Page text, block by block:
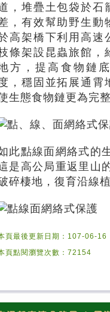
，堆疊土包袋於石
，有效幫助野生動
高架橋下利用高速
條架設昆蟲旅館，
方，提高食物鏈
，穩固並拓展通霄
生態食物鏈更為完
此點線面網絡式的
是高公局重返里山
碎棲地，復育沿線
頁最後更新日期：107-06-16
頁點閱瀏覽次數：72154